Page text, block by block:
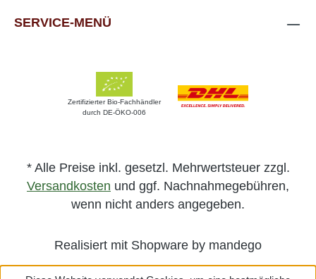
einer Temperatur von 10-12°C, damit seine
Aromen optimal zur Geltung kommen.
SERVICE-MENÜ
Zertifizierter Bio-Fachhändler
durch DE-ÖKO-006
* Alle Preise inkl. gesetzl. Mehrwertsteuer zzgl.
Versandkosten und ggf. Nachnahmegebühren,
wenn nicht anders angegeben.
Realisiert mit Shopware by mandego